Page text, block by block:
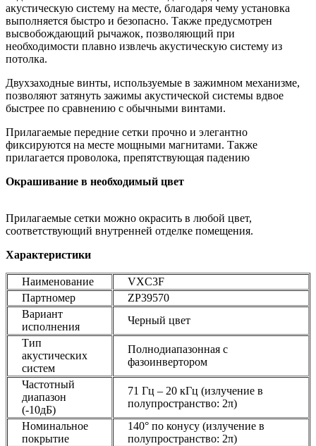
акустическую систему на месте, благодаря чему установка
выполняется быстро и безопасно. Также предусмотрен
высвобождающий рычажок, позволяющий при
необходимости плавно извлечь акустическую систему из
потолка.
Двухзаходные винты, используемые в зажимном механизме,
позволяют затянуть зажимы акустической системы вдвое
быстрее по сравнению с обычными винтами.
Прилагаемые передние сетки прочно и элегантно
фиксируются на месте мощными магнитами. Также
прилагается проволока, препятствующая падению
Окрашивание в необходимый цвет
Прилагаемые сетки можно окрасить в любой цвет,
соответствующий внутренней отделке помещения.
Характеристики
Наименование
VXC3F
Партномер
ZP39570
Вариант
исполнения
Черный цвет
Тип
акустических
систем
Полнодиапазонная с
фазоинвертором
Частотный
диапазон
(-10дБ)
71 Гц – 20 кГц (излучение в
полупространство: 2π)
Номинальное
покрытие
140° по конусу (излучение в
полупространство: 2π)